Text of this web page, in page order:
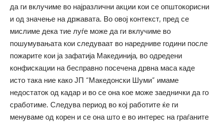
да ги вклучиме во најразлични акции кои се општокорисни
и од значење на државата. Во овој контекст, пред се
мислиме дека тие луѓе може да ги вклучиме во
пошумувањата кои следуваат во наредниве години после
пожарите кои ја зафатија Макединија, во одредени
конфискации на бесправно посечена дрвна маса каде
исто така ние како ЈП “Македонски Шуми” имаме
недостаток од кадар и во се она кое може заеднички да го
сработиме. Следува период во кој работите ќе ги
менуваме од корен и се она што е во интерес на граѓаните